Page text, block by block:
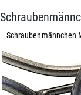
Schraubenmännchen